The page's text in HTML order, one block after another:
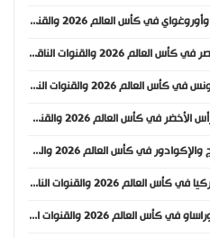
موعد مباراة السعودية وأوروغواي في كأس العالم 2026 والقنوات الناقلة
موعد مباراة بلجيكا ومصر في كأس العالم 2026 والقنوات الناقلة
موعد مباراة السويد وتونس في كأس العالم 2026 والقنوات الناقلة
موعد مباراة إسبانيا والرأس الأخضر في كأس العالم 2026 والقنوات الناقلة
موعد مباراة ساحل العاج والإكوادور في كأس العالم 2026 والقنوات الناقلة
موعد مباراة أستراليا وتركيا في كأس العالم 2026 والقنوات الناقلة
موعد مباراة ألمانيا وكوراساو في كأس العالم 2026 والقنوات الناقلة